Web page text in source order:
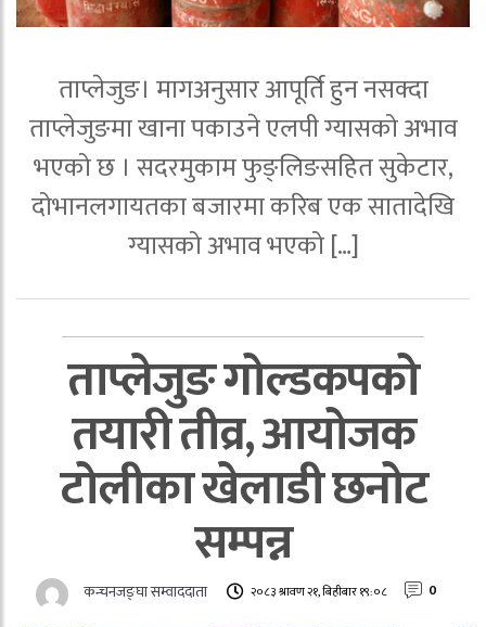
ताप्लेजुङ। मागअनुसार आपूर्ति हुन नसक्दा
ताप्लेजुङमा खाना पकाउने एलपी ग्यासको अभाव
भएको छ । सदरमुकाम फुङ्लिङसहित सुकेटार,
दोभानलगायतका बजारमा करिब एक सातादेखि
ग्यासको अभाव भएको […]
ताप्लेजुङ गोल्डकपको
तयारी तीव्र, आयोजक
टोलीका खेलाडी छनोट
सम्पन्न
कन्चनजङ्घा सम्वाददाता २०८३ श्रावण २१, बिहीबार १९:०८ 0